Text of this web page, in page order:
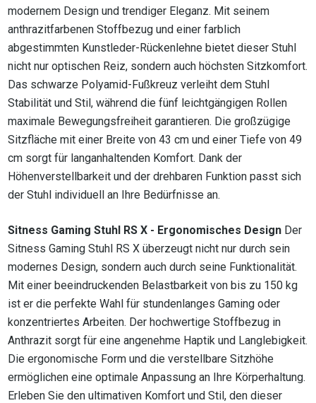
modernem Design und trendiger Eleganz. Mit seinem
anthrazitfarbenen Stoffbezug und einer farblich
abgestimmten Kunstleder-Rückenlehne bietet dieser Stuhl
nicht nur optischen Reiz, sondern auch höchsten Sitzkomfort.
Das schwarze Polyamid-Fußkreuz verleiht dem Stuhl
Stabilität und Stil, während die fünf leichtgängigen Rollen
maximale Bewegungsfreiheit garantieren. Die großzügige
Sitzfläche mit einer Breite von 43 cm und einer Tiefe von 49
cm sorgt für langanhaltenden Komfort. Dank der
Höhenverstellbarkeit und der drehbaren Funktion passt sich
der Stuhl individuell an Ihre Bedürfnisse an.
Sitness Gaming Stuhl RS X - Ergonomisches Design Der
Sitness Gaming Stuhl RS X überzeugt nicht nur durch sein
modernes Design, sondern auch durch seine Funktionalität.
Mit einer beeindruckenden Belastbarkeit von bis zu 150 kg
ist er die perfekte Wahl für stundenlanges Gaming oder
konzentriertes Arbeiten. Der hochwertige Stoffbezug in
Anthrazit sorgt für eine angenehme Haptik und Langlebigkeit.
Die ergonomische Form und die verstellbare Sitzhöhe
ermöglichen eine optimale Anpassung an Ihre Körperhaltung.
Erleben Sie den ultimativen Komfort und Stil, den dieser